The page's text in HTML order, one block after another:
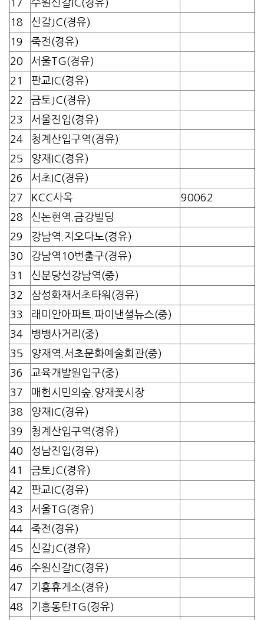
17
수원신갈IC(경유)
18
신갈JC(경유)
19
죽전(경유)
20
서울TG(경유)
21
판교IC(경유)
22
금토JC(경유)
23
서울진입(경유)
24
청계산입구역(경유)
25
양재IC(경유)
26
서초IC(경유)
27
KCC사옥
90062
28
신논현역.금강빌딩
29
강남역.지오다노(경유)
30
강남역10번출구(경유)
31
신분당선강남역(중)
32
삼성화재서초타워(경유)
33
래미안아파트.파이낸셜뉴스(중)
34
뱅뱅사거리(중)
35
양재역.서초문화예술회관(중)
36
교육개발원입구(중)
37
매헌시민의숲.양재꽃시장
38
양재IC(경유)
39
청계산입구역(경유)
40
성남진입(경유)
41
금토JC(경유)
42
판교IC(경유)
43
서울TG(경유)
44
죽전(경유)
45
신갈JC(경유)
46
수원신갈IC(경유)
47
기흥휴게소(경유)
48
기흥동탄TG(경유)